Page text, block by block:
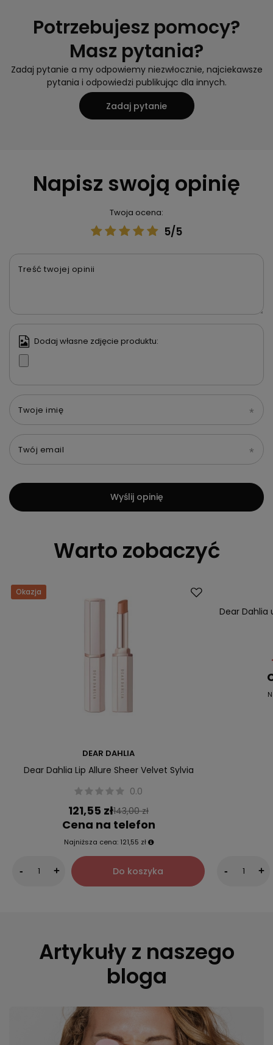
Potrzebujesz pomocy?
Masz pytania?
Zadaj pytanie a my odpowiemy niezwłocznie, najciekawsze
pytania i odpowiedzi publikując dla innych.
Zadaj pytanie
Napisz swoją opinię
Twoja ocena:
5/5
Treść twojej opinii
Dodaj własne zdjęcie produktu:
Twoje imię
Twój email
Wyślij opinię
Warto zobaczyć
Okazja
DEAR DAHLIA
Dear Dahlia Lip Allure Sheer Velvet Sylvia
0.0
121,55 zł143,00 zł
Cena na telefon
Najniższa cena: 121,55 zł
- + Do koszyka
Dear Dahlia
- +
Artykuły z naszego
bloga